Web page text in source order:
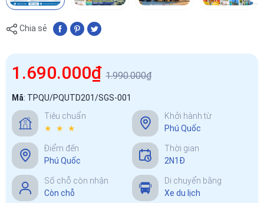
Chia sẻ
1.690.000₫ 1.990.000₫
Mã: TPQU/PQUTD201/SGS-001
Tiêu chuẩn
★ ★ ★
Khởi hành từ
Phú Quốc
Điểm đến
Phú Quốc
Thời gian
2N1Đ
Số chỗ còn nhận
Còn chỗ
Di chuyển bằng
Xe du lịch